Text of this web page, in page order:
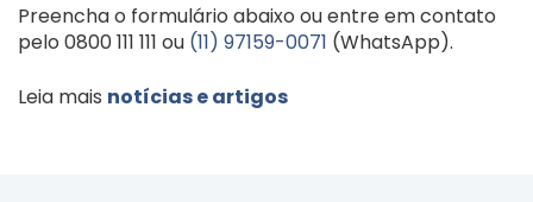
Preencha o formulário abaixo ou entre em contato
pelo 0800 111 111 ou (11) 97159-0071 (WhatsApp).
Leia mais notícias e artigos